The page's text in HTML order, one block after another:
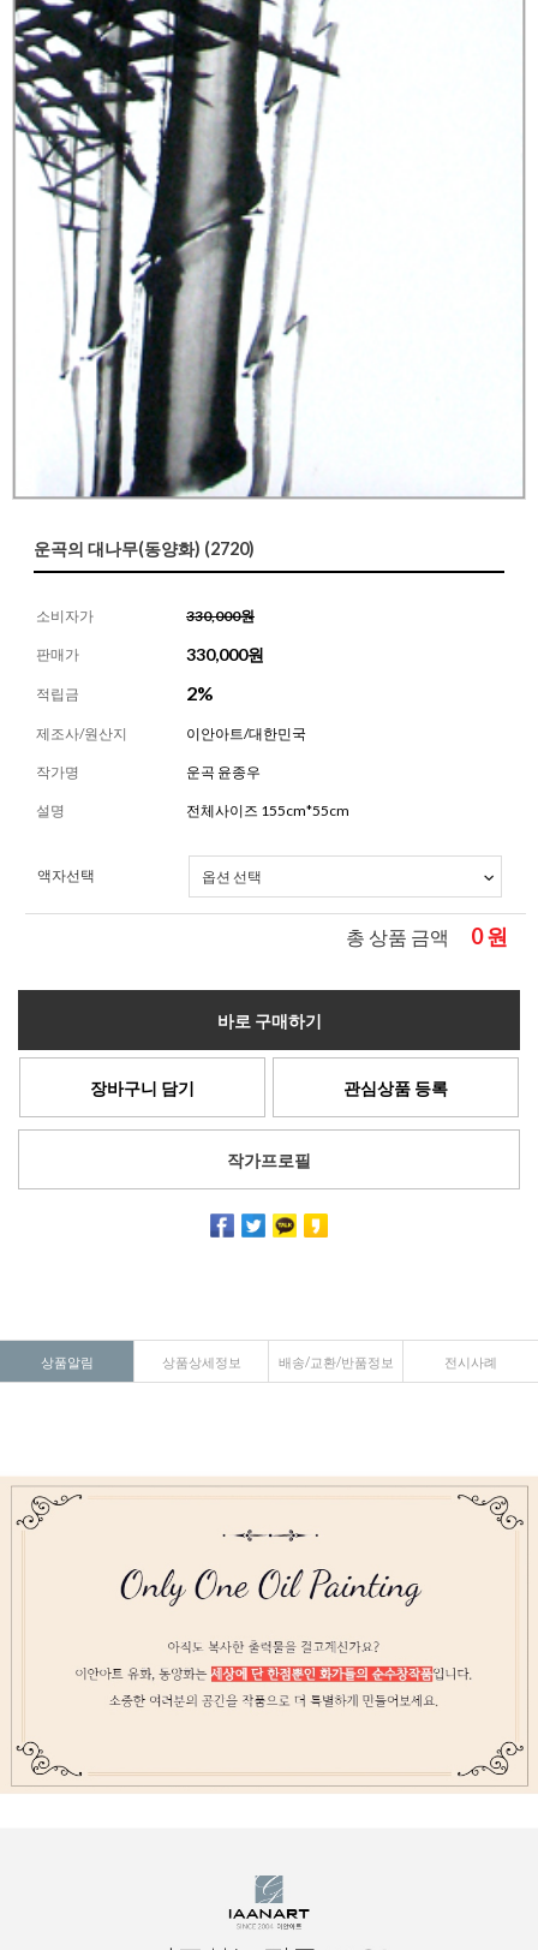
운곡의 대나무(동양화) (2720)
소비자가 330,000원
판매가 330,000원
적립금 2%
제조사/원산지 이안아트/대한민국
작가명 운곡 윤종우
설명 전체사이즈 155cm*55cm
액자선택
총 상품 금액 0원
바로 구매하기
장바구니 담기 관심상품 등록
작가프로필
상품알림 상품상세정보 배송/교환/반품정보 전시사례